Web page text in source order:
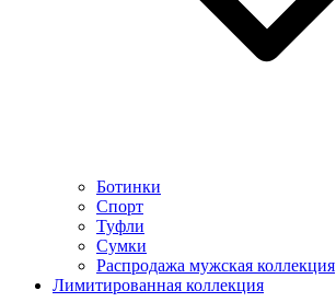
Ботинки
Спорт
Туфли
Сумки
Распродажа мужская коллекция
Лимитированная коллекция